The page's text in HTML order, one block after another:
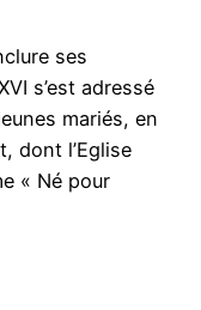
ses
s’est adressé
mariés, en
dont l’Eglise
« Né pour